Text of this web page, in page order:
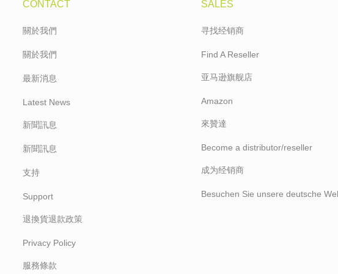
CONTACT
關於我們
關於我們
最新消息
Latest News
新聞訊息
新聞訊息
支持
Support
退換貨退款政策
Privacy Policy
服務條款
SALES
寻找经销商
Find A Reseller
亚马逊旗舰店
Amazon
來贊達
Become a distributor/reseller
成为经销商
Besuchen Sie unsere deutsche